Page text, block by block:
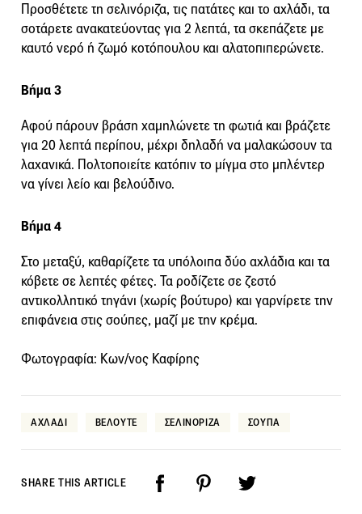
Προσθέτετε τη σελινόριζα, τις πατάτες και το αχλάδι, τα
σοτάρετε ανακατεύοντας για 2 λεπτά, τα σκεπάζετε με
καυτό νερό ή ζωμό κοτόπουλου και αλατοπιπερώνετε.
Βήμα 3
Αφού πάρουν βράση χαμηλώνετε τη φωτιά και βράζετε
για 20 λεπτά περίπου, μέχρι δηλαδή να μαλακώσουν τα
λαχανικά. Πολτοποιείτε κατόπιν το μίγμα στο μπλέντερ
να γίνει λείο και βελούδινο.
Βήμα 4
Στο μεταξύ, καθαρίζετε τα υπόλοιπα δύο αχλάδια και τα
κόβετε σε λεπτές φέτες. Τα ροδίζετε σε ζεστό
αντικολλητικό τηγάνι (χωρίς βούτυρο) και γαρνίρετε την
επιφάνεια στις σούπες, μαζί με την κρέμα.
Φωτογραφία: Κων/νος Καφίρης
ΑΧΛΑΔΙ ΒΕΛΟΥΤΕ ΣΕΛΙΝΟΡΙΖΑ ΣΟΥΠΑ
SHARE THIS ARTICLE